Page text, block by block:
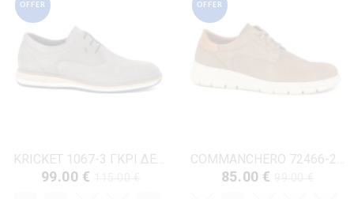
OFFER
KRICKET 1067-3 ΓΚΡΙ ΔΕΡΜΑ-NUBUK
99.00 €
OFFER
COMMANCHERO 72466-228 ΜΠΕΖ ΔΕΡΜΑ-NUBUK
85.00 €